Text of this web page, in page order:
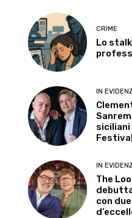
CRIME
Lo
IN
siciliani
Festival
IN
The
con